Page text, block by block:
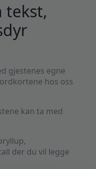
tekst,
gjestenes egne
hos oss
kan ta med
der du vil legge